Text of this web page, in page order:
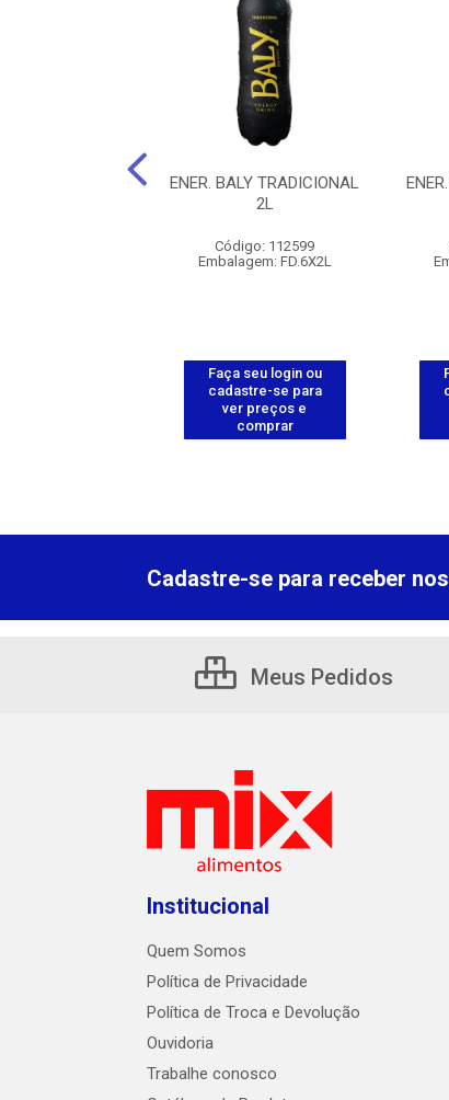
ENER. BALY TRADICIONAL
2L
Código: 112599
Embalagem: FD.6X2L
Faça seu login ou
cadastre-se para
ver preços e
comprar
Cadastre-se para receber
Meus Pedidos
Institucional
Quem Somos
Política de Privacidade
Política de Troca e Devolução
Ouvidoria
Trabalhe conosco